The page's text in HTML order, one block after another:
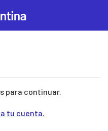
para continuar.
tu cuenta.